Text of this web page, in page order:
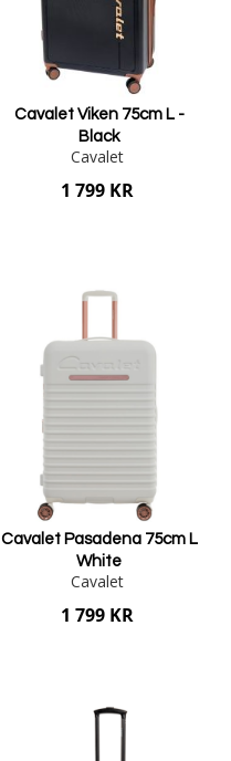
Cavalet Viken 75cm L -
Black
Cavalet
1 799 KR
Cavalet Pasadena 75cm L
White
Cavalet
1 799 KR